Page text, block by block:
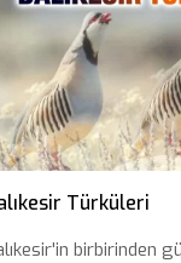
Türküleri
birbirinden